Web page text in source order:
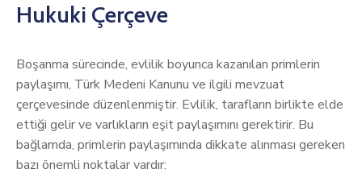
Hukuki Çerçeve
Boşanma sürecinde, evlilik boyunca kazanılan primlerin
paylaşımı, Türk Medeni Kanunu ve ilgili mevzuat
çerçevesinde düzenlenmiştir. Evlilik, tarafların birlikte elde
ettiği gelir ve varlıkların eşit paylaşımını gerektirir. Bu
bağlamda, primlerin paylaşımında dikkate alınması gereken
bazı önemli noktalar vardır: